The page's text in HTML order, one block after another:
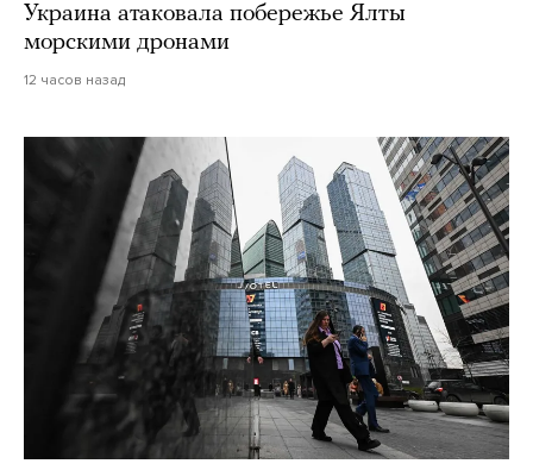
Украина атаковала побережье Ялты
морскими дронами
12 часов назад